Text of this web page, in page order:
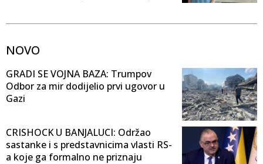
NOVO
GRADI SE VOJNA BAZA: Trumpov
Odbor za mir dodijelio prvi ugovor u
Gazi
CRISHOCK U BANJALUCI: Održao
sastanke i s predstavnicima vlasti RS-
a koje ga formalno ne priznaju